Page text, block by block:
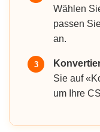
Wählen
passen
an.
3
Sie auf
um Ihre